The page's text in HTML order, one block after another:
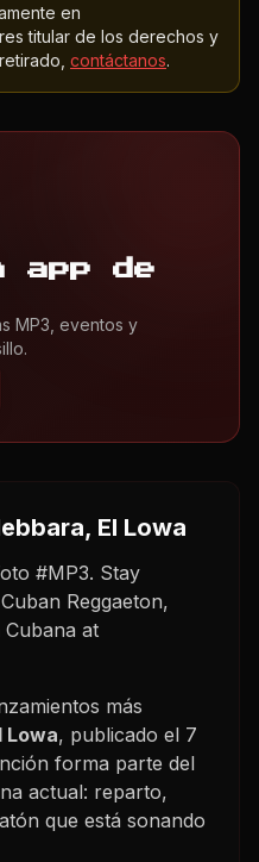
en
titular de los derechos y
contáctanos.
app de
MP3, eventos y
El Lowa
#MP3. Stay
Reggaeton,
at
más
Lowa, publicado el 7
forma parte del
actual: reparto,
que está sonando